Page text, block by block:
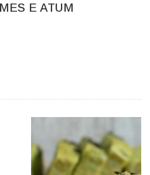
E ATUM